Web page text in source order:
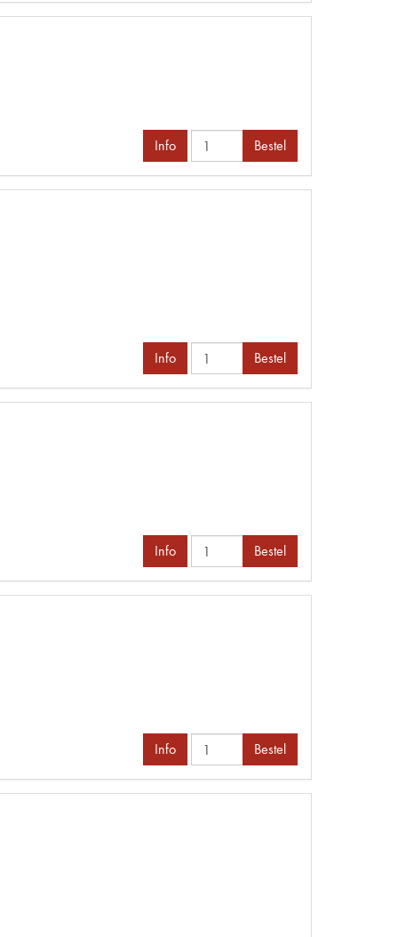
Info Bestel
Info Bestel
Info Bestel
Info Bestel